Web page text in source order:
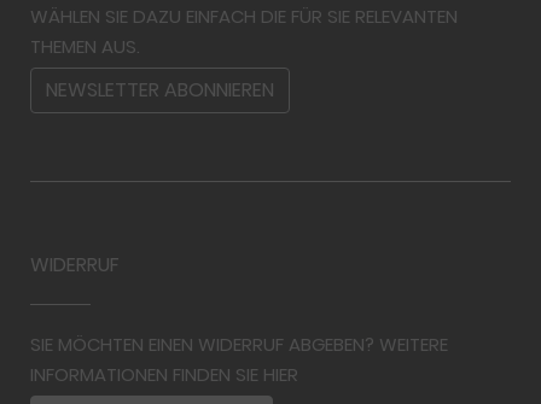
WÄHLEN SIE DAZU EINFACH DIE FÜR SIE RELEVANTEN
THEMEN AUS.
NEWSLETTER ABONNIEREN
WIDERRUF
SIE MÖCHTEN EINEN WIDERRUF ABGEBEN? WEITERE
INFORMATIONEN FINDEN SIE HIER